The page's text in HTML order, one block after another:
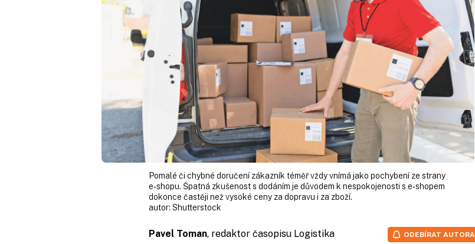
Pomalé či chybné doručení zákazník téměř vždy vnímá jako pochybení ze strany
e‑shopu. Špatná zkušenost s dodáním je důvodem k nespokojenosti s e‑shopem
dokonce častěji než vysoké ceny za dopravu i za zboží.
autor: Shutterstock
Pavel Toman, redaktor časopisu Logistika
ODEBÍRAT AUTORA